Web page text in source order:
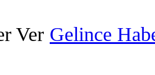
Ver Gelince